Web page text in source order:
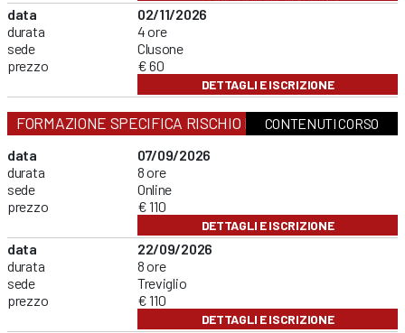
data
durata
sede
prezzo
02/11/2026
4 ore
Clusone
€ 60
DETTAGLI E ISCRIZIONE
FORMAZIONE SPECIFICA RISCHIO MEDIOCONTENUTI CORSO
data
durata
sede
prezzo
07/09/2026
8 ore
Online
€ 110
DETTAGLI E ISCRIZIONE
data
durata
sede
prezzo
22/09/2026
8 ore
Treviglio
€ 110
DETTAGLI E ISCRIZIONE